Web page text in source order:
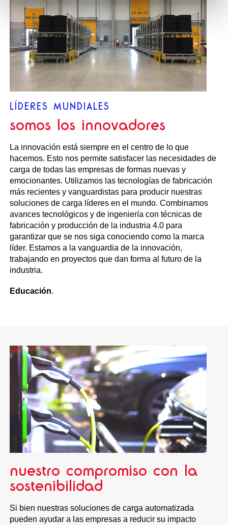
LÍDERES MUNDIALES
somos los innovadores
La innovación está siempre en el centro de lo que
hacemos. Esto nos permite satisfacer las necesidades de
carga de todas las empresas de formas nuevas y
emocionantes. Utilizamos las tecnologías de fabricación
más recientes y vanguardistas para producir nuestras
soluciones de carga líderes en el mundo. Combinamos
avances tecnológicos y de ingeniería con técnicas de
fabricación y producción de la industria 4.0 para
garantizar que se nos siga conociendo como la marca
líder. Estamos a la vanguardia de la innovación,
trabajando en proyectos que dan forma al futuro de la
industria.
Educación.
nuestro compromiso con la
sostenibilidad
Si bien nuestras soluciones de carga automatizada
pueden ayudar a las empresas a reducir su impacto